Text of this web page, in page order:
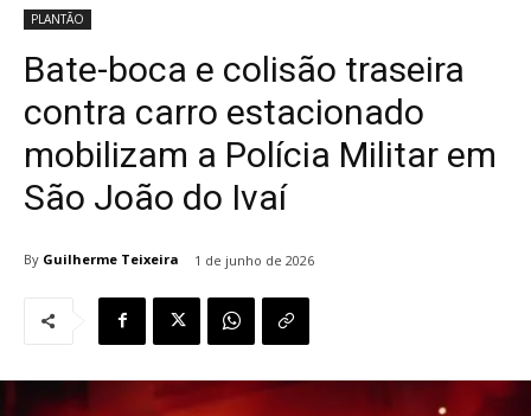
PLANTÃO
Bate-boca e colisão traseira
contra carro estacionado
mobilizam a Polícia Militar em
São João do Ivaí
By Guilherme Teixeira 1 de junho de 2026